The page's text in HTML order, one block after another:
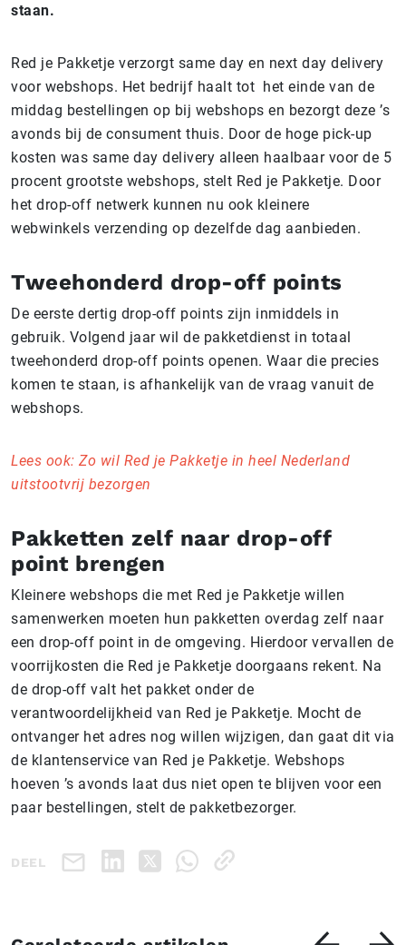
staan.
Red je Pakketje verzorgt same day en next day delivery
voor webshops. Het bedrijf haalt tot het einde van de
middag bestellingen op bij webshops en bezorgt deze ’s
avonds bij de consument thuis. Door de hoge pick-up
kosten was same day delivery alleen haalbaar voor de 5
procent grootste webshops, stelt Red je Pakketje. Door
het drop-off netwerk kunnen nu ook kleinere
webwinkels verzending op dezelfde dag aanbieden.
Tweehonderd drop-off points
De eerste dertig drop-off points zijn inmiddels in
gebruik. Volgend jaar wil de pakketdienst in totaal
tweehonderd drop-off points openen. Waar die precies
komen te staan, is afhankelijk van de vraag vanuit de
webshops.
Lees ook: Zo wil Red je Pakketje in heel Nederland
uitstootvrij bezorgen
Pakketten zelf naar drop-off
point brengen
Kleinere webshops die met Red je Pakketje willen
samenwerken moeten hun pakketten overdag zelf naar
een drop-off point in de omgeving. Hierdoor vervallen de
voorrijkosten die Red je Pakketje doorgaans rekent. Na
de drop-off valt het pakket onder de
verantwoordelijkheid van Red je Pakketje. Mocht de
ontvanger het adres nog willen wijzigen, dan gaat dit via
de klantenservice van Red je Pakketje. Webshops
hoeven ’s avonds laat dus niet open te blijven voor een
paar bestellingen, stelt de pakketbezorger.
DEEL